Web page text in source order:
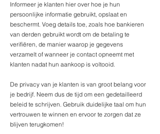
Informeer je klanten hier over hoe je hun
persoonlijke informatie gebruikt, opslaat en
beschermt. Voeg details toe, zoals hoe bankieren
van derden gebruikt wordt om de betaling te
verifiëren, de manier waarop je gegevens
verzamelt of wanneer je contact opneemt met
klanten nadat hun aankoop is voltooid.
De privacy van je klanten is van groot belang voor
je bedrijf. Neem dus de tijd om een ​gedetailleerd
beleid te schrijven. Gebruik duidelijke taal om hun
vertrouwen te winnen en ervoor te zorgen dat ze
blijven terugkomen!